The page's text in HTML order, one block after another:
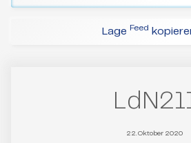
Lage Feed
22. Oktober 2020